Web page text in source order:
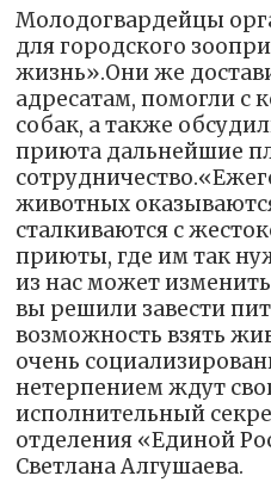
Молодогвардейцы
для городского
жизнь».Они же
адресатам, помогли с
собак, а также
приюта дальнейшие
животных
сталкиваются с
приюты, где им так
из нас может
вы решили завести
возможность взять
очень
нетерпением ждут
исполнительный
отделения «Единой
Светлана Алгушаева.